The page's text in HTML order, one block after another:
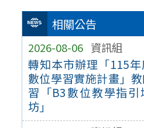
相關公告
2026-08-06 資訊組
轉知本市辦理「115
數位學習實施計畫」
習「B3數位教學指引
坊」